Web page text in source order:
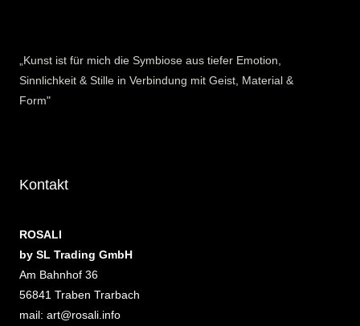
„Kunst ist für mich die Symbiose aus tiefer Emotion,
Sinnlichkeit & Stille in Verbindung mit Geist, Material &
Form"
Kontakt
ROSALI
by SL Trading GmbH
Am Bahnhof 36
56841 Traben Trarbach
mail: art@rosali.info